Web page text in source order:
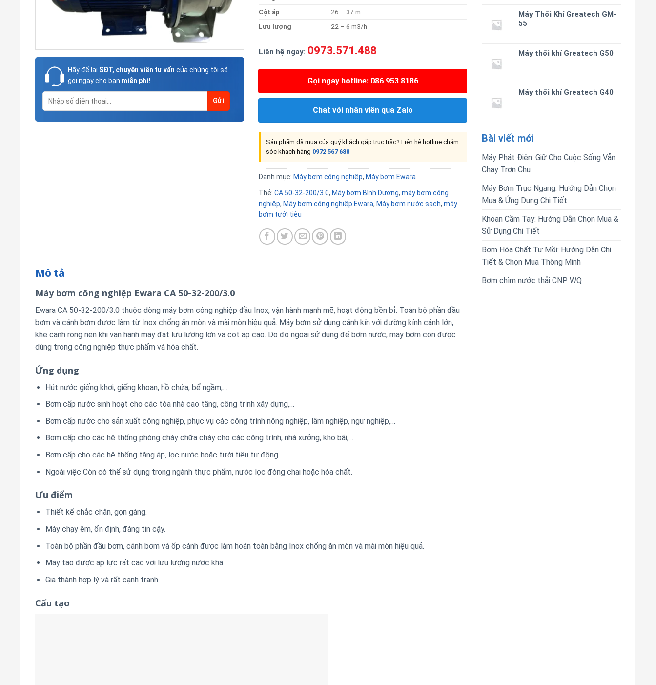
Máy Thổi Khí Greatech GM-
55
Máy thổi khí Greatech G50
Máy thổi khí Greatech G40
Bài viết mới
Máy Phát Điện: Giữ Cho Cuộc Sống Vẫn
Chạy Trơn Chu
Máy Bơm Trục Ngang: Hướng Dẫn Chọn
Mua & Ứng Dụng Chi Tiết
Khoan Cầm Tay: Hướng Dẫn Chọn Mua &
Sử Dụng Chi Tiết
Bơm Hóa Chất Tự Mồi: Hướng Dẫn Chi
Tiết & Chọn Mua Thông Minh
Bơm chìm nước thải CNP WQ
Hãy để lại SĐT, chuyên viên tư vấn của chúng tôi sẽ
gọi ngay cho bạn miễn phí!
Cột áp
26 – 37 m
Lưu lượng 22 – 6 m3/h
Liên hệ ngay: 0973.571.488
Gọi ngay hotline: 086 953 8186
Chat với nhân viên qua Zalo
Sản phẩm đã mua của quý khách gặp trục trặc? Liên hệ hotline chăm
sóc khách hàng 0972 567 688
Danh mục: Máy bơm công nghiệp, Máy bơm Ewara
Thẻ: CA 50-32-200/3.0, Máy bơm Bình Dương, máy bơm công
nghiệp, Máy bơm công nghiệp Ewara, Máy bơm nước sạch, máy
bơm tưới tiêu
Mô tả
Máy bơm công nghiệp Ewara CA 50-32-200/3.0
Ewara CA 50-32-200/3.0 thuộc dòng máy bơm công nghiệp đầu Inox, vận hành mạnh mẽ, hoạt động bền bỉ. Toàn bộ phần đầu
bơm và cánh bơm được làm từ Inox chống ăn mòn và mài mòn hiệu quả. Máy bơm sử dụng cánh kín với đường kính cánh lớn,
khe cánh rộng nên khi vận hành máy đạt lưu lượng lớn và cột áp cao. Do đó ngoài sử dụng để bơm nước, máy bơm còn được
dùng trong công nghiệp thực phẩm và hóa chất.
Ứng dụng
Hút nước giếng khơi, giếng khoan, hồ chứa, bể ngầm,…
Bơm cấp nước sinh hoạt cho các tòa nhà cao tầng, công trình xây dựng,…
Bơm cấp nước cho sản xuất công nghiệp, phục vụ các công trình nông nghiệp, lâm nghiệp, ngư nghiệp,…
Bơm cấp cho các hệ thống phòng cháy chữa cháy cho các công trình, nhà xưởng, kho bãi,…
Bơm cấp cho các hệ thống tăng áp, lọc nước hoặc tưới tiêu tự động.
Ngoài việc Còn có thể sử dụng trong ngành thực phẩm, nước lọc đóng chai hoặc hóa chất.
Ưu điểm
Thiết kế chắc chắn, gọn gàng.
Máy chạy êm, ổn định, đáng tin cậy.
Toàn bộ phần đầu bơm, cánh bơm và ốp cánh được làm hoàn toàn bằng Inox chống ăn mòn và mài mòn hiệu quả.
Máy tạo được áp lực rất cao với lưu lượng nước khá.
Gia thành hợp lý và rất cạnh tranh.
Cấu tạo